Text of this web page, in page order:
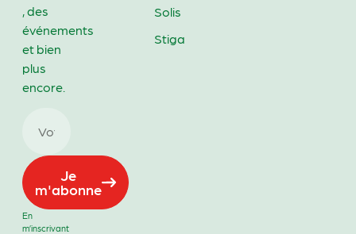
, des
événements
et bien
plus
encore.
Je
m'abonne
En
m’inscrivant
Solis
Stiga